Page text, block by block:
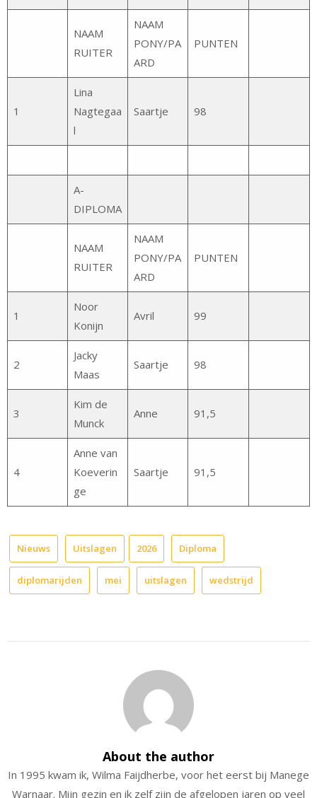
NAAM
RUITER
NAAM
PONY/PA
ARD
PUNTEN
1
Lina
Nagtegaa
l
Saartje 98
A-
DIPLOMA
NAAM
RUITER
NAAM
PONY/PA
ARD
PUNTEN
1
Noor
Konijn
Avril 99
2
Jacky
Maas
Saartje 98
3
Kim de
Munck
Anne 91,5
4
Anne van
Koeverin
ge
Saartje 91,5
Nieuws Uitslagen 2026 Diploma
diplomarijden mei uitslagen wedstrijd
About the author
In 1995 kwam ik, Wilma Faijdherbe, voor het eerst bij Manege
Warnaar. Mijn gezin en ik zelf zijn de afgelopen jaren op veel